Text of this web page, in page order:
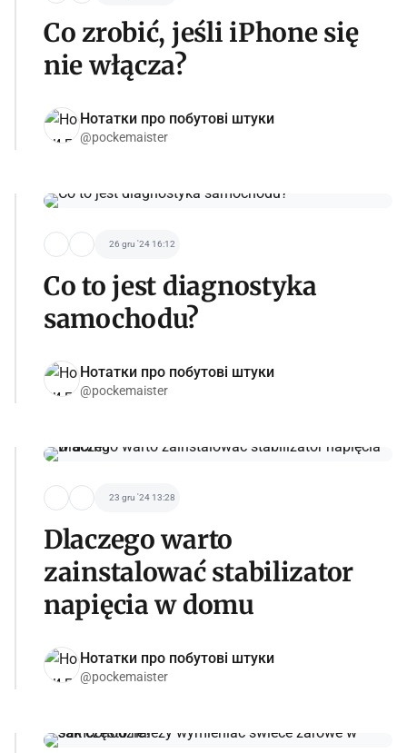
Co zrobić, jeśli iPhone się
nie włącza?
Нотатки про побутові штуки
@pockemaister
26 gru '24 16:12
Co to jest diagnostyka
samochodu?
Нотатки про побутові штуки
@pockemaister
23 gru '24 13:28
Dlaczego warto
zainstalować stabilizator
napięcia w domu
Нотатки про побутові штуки
@pockemaister